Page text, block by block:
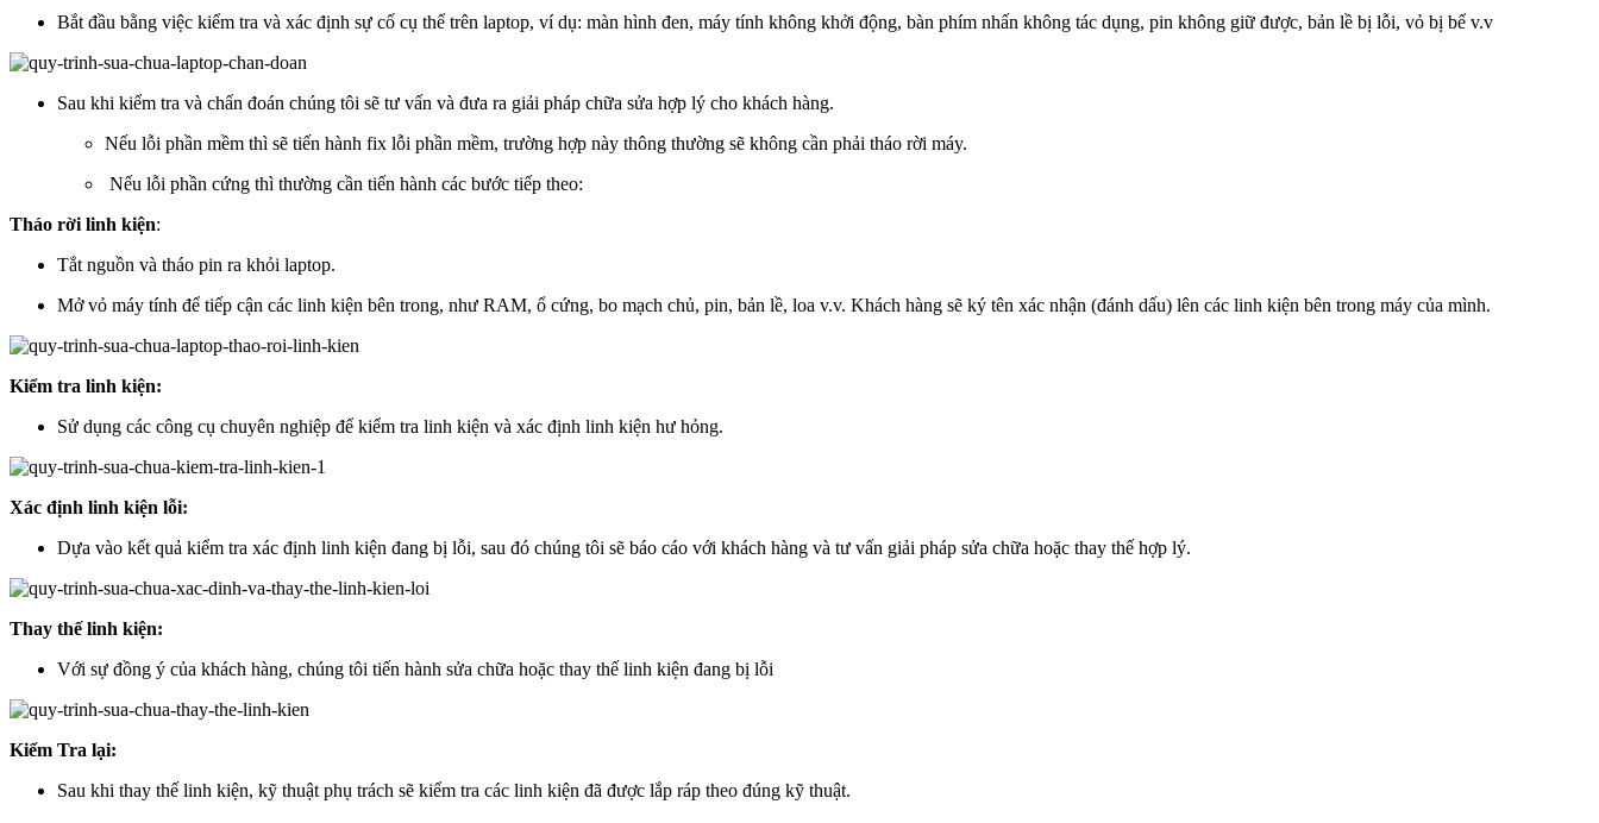
Bắt đầu bằng việc kiểm tra và xác định sự cố cụ thể trên laptop, ví dụ: màn hình đen, máy tính không khởi động, bàn phím nhấn không tác dụng, pin không giữ được, bản lề bị lỗi, vỏ bị bể v.v
Sau khi kiểm tra và chẩn đoán chúng tôi sẽ tư vấn và đưa ra giải pháp chữa sửa hợp lý cho khách hàng.
Nếu lỗi phần mềm thì sẽ tiến hành fix lỗi phần mềm, trường hợp này thông thường sẽ không cần phải tháo rời máy.
Nếu lỗi phần cứng thì thường cần tiến hành các bước tiếp theo:
Tháo rời linh kiện:
Tắt nguồn và tháo pin ra khỏi laptop.
Mở vỏ máy tính để tiếp cận các linh kiện bên trong, như RAM, ổ cứng, bo mạch chủ, pin, bản lề, loa v.v. Khách hàng sẽ ký tên xác nhận (đánh dấu) lên các linh kiện bên trong máy của mình.
Kiểm tra linh kiện:
Sử dụng các công cụ chuyên nghiệp để kiểm tra linh kiện và xác định linh kiện hư hỏng.
Xác định linh kiện lỗi:
Dựa vào kết quả kiểm tra xác định linh kiện đang bị lỗi, sau đó chúng tôi sẽ báo cáo với khách hàng và tư vấn giải pháp sửa chữa hoặc thay thế hợp lý.
Thay thế linh kiện:
Với sự đồng ý của khách hàng, chúng tôi tiến hành sửa chữa hoặc thay thế linh kiện đang bị lỗi
Kiểm Tra lại:
Sau khi thay thế linh kiện, kỹ thuật phụ trách sẽ kiểm tra các linh kiện đã được lắp ráp theo đúng kỹ thuật.